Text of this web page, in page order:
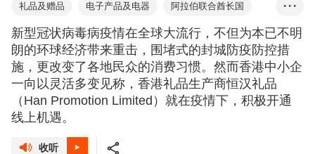
礼品及赠品 电子产品及电器
阿拉伯联合酋长国
中国内地
• • •
新型冠状病毒病疫情在全球大流行，不但为本已不明
朗的环球经济带来重击，围堵式的封城防疫防控措
施，更改变了各地民众的消费习惯。然而香港中小企
一向以灵活多变见称，香港礼品生产商恒汉礼品
（Han Promotion Limited）就在疫情下，积极开通
线上机遇。
收听